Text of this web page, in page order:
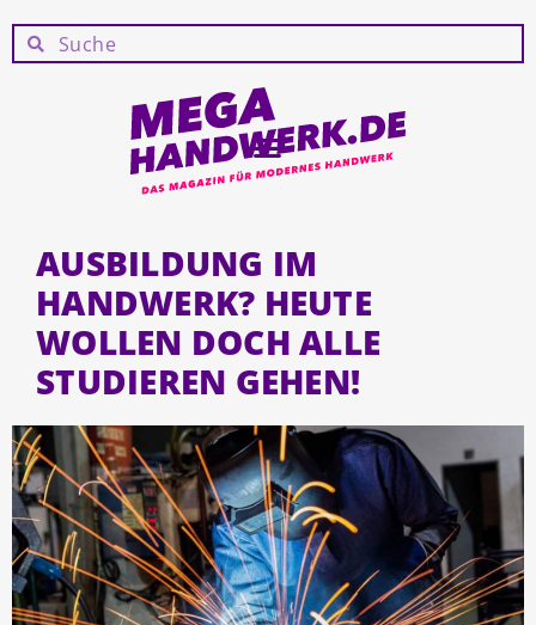
AUSBILDUNG IM
HANDWERK? HEUTE
WOLLEN DOCH ALLE
STUDIEREN GEHEN!